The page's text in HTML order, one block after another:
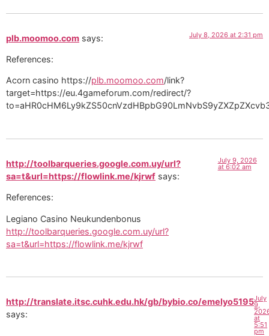
plb.moomoo.com says: July 8, 2026 at 2:31 pm
References:
Acorn casino https://plb.moomoo.com/link?
target=https://eu.4gameforum.com/redirect/?
http://toolbarqueries.google.com.uy/url?
sa=t&url=https://flowlink.me/kjrwf says:
July 9, 2026
at 6:02 am
References:
Legiano Casino Neukundenbonus
http://toolbarqueries.google.com.uy/url?
sa=t&url=https://flowlink.me/kjrwf
http://translate.itsc.cuhk.edu.hk/gb/bybio.co/emelyo5195
says:
July
9,
at
5:51
pm